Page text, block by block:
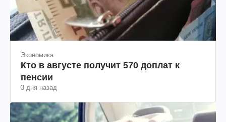
Экономика
Кто в августе получит 570 доплат к
пенсии
3 дня назад